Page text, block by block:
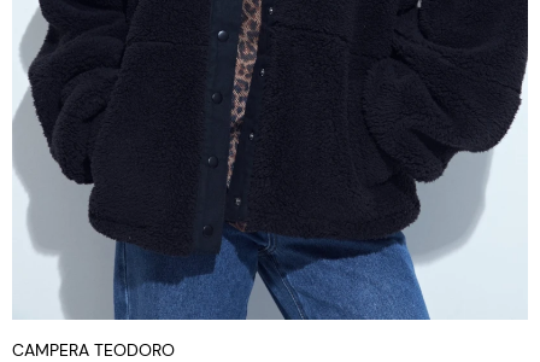
CAMPERA TEODORO